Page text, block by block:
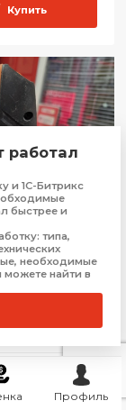
Профиль
Купить
Купить
работал
и 1С-Битрикс
быстрее и
типа,
необходимые
найти в